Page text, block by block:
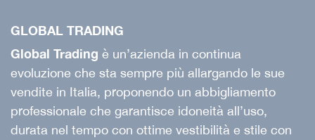
GLOBAL TRADING
Global Trading è un’azienda in continua
evoluzione che sta sempre più allargando le sue
vendite in Italia, proponendo un abbigliamento
professionale che garantisce idoneità all’uso,
durata nel tempo con ottime vestibilità e stile con